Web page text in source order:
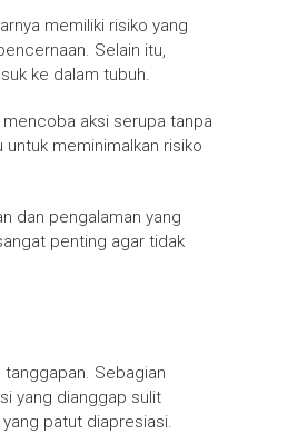
memiliki risiko yang
Selain itu,
ke dalam tubuh.
aksi serupa tanpa
meminimalkan risiko
dan pengalaman yang
penting agar tidak
Sebagian
yang dianggap sulit
patut diapresiasi.